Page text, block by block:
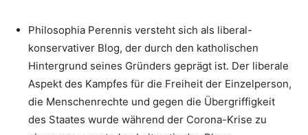
Philosophia Perennis versteht sich als liberal-
konservativer Blog, der durch den katholischen
Hintergrund seines Gründers geprägt ist. Der liberale
Aspekt des Kampfes für die Freiheit der Einzelperson,
die Menschenrechte und gegen die Übergriffigkeit
des Staates wurde während der Corona-Krise zu